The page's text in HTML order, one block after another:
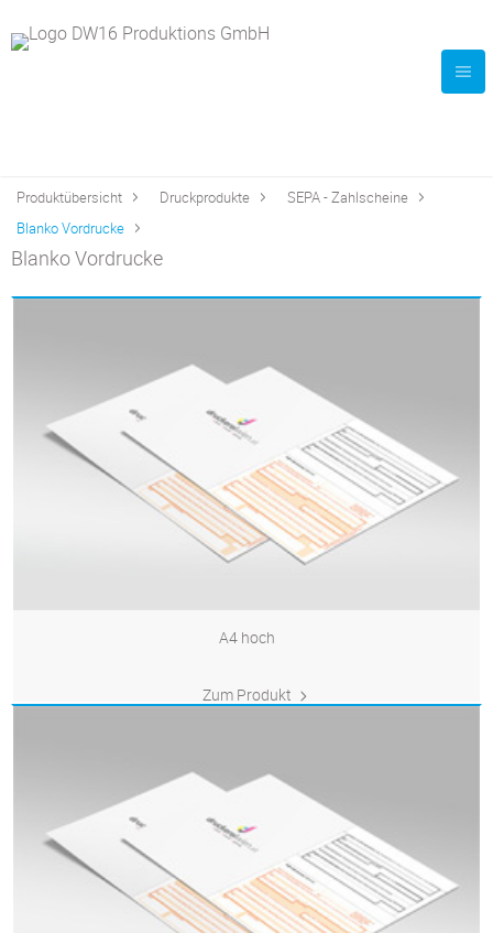
Produktübersicht Druckprodukte
SEPA - Zahlscheine
Blanko Vordrucke
Blanko Vordrucke
A4 hoch
Zum Produkt